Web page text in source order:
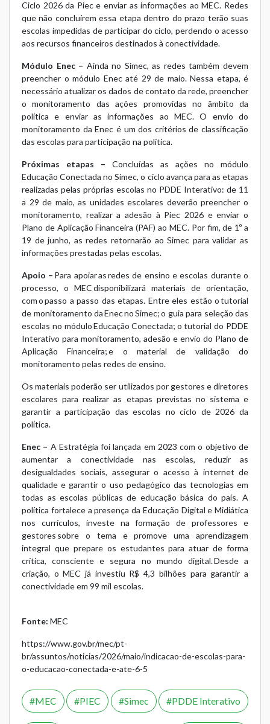
Ciclo 2026 da Piec e enviar as informações ao MEC. Redes
que não concluírem essa etapa dentro do prazo terão suas
escolas impedidas de participar do ciclo, perdendo o acesso
aos recursos financeiros destinados à conectividade.
Módulo Enec – Ainda no Simec, as redes também devem
preencher o módulo Enec até 29 de maio. Nessa etapa, é
necessário atualizar os dados de contato da rede, preencher
o monitoramento das ações promovidas no âmbito da
política e enviar as informações ao MEC. O envio do
monitoramento da Enec é um dos critérios de classificação
das escolas para participação na política.
Próximas etapas – Concluídas as ações no módulo
Educação Conectada no Simec, o ciclo avança para as etapas
realizadas pelas próprias escolas no PDDE Interativo: de 11
a 29 de maio, as unidades escolares deverão preencher o
monitoramento, realizar a adesão à Piec 2026 e enviar o
Plano de Aplicação Financeira (PAF) ao MEC. Por fim, de 1º a
19 de junho, as redes retornarão ao Simec para validar as
informações prestadas pelas escolas.
Apoio – Para apoiar as redes de ensino e escolas durante o
processo, o MEC disponibilizará materiais de orientação,
com o passo a passo das etapas. Entre eles estão o tutorial
de monitoramento da Enec no Simec; o guia para seleção das
escolas no módulo Educação Conectada; o tutorial do PDDE
Interativo para monitoramento, adesão e envio do Plano de
Aplicação Financeira; e o material de validação do
monitoramento pelas redes de ensino.
Os materiais poderão ser utilizados por gestores e diretores
escolares para realizar as etapas previstas no sistema e
garantir a participação das escolas no ciclo de 2026 da
política.
Enec – A Estratégia foi lançada em 2023 com o objetivo de
aumentar a conectividade nas escolas, reduzir as
desigualdades sociais, assegurar o acesso à internet de
qualidade e garantir o uso pedagógico das tecnologias em
todas as escolas públicas de educação básica do país. A
política fortalece a presença da Educação Digital e Midiática
nos currículos, investe na formação de professores e
gestores sobre o tema e promove uma aprendizagem
integral que prepare os estudantes para atuar de forma
crítica, consciente e segura no mundo digital. Desde a
criação, o MEC já investiu R$ 4,3 bilhões para garantir a
conectividade em 99 mil escolas.
Fonte: MEC
https://www.gov.br/mec/pt-
br/assuntos/noticias/2026/maio/indicacao-de-escolas-para-
o-educacao-conectada-e-ate-6-5
MEC PIEC Simec PDDE Interativo